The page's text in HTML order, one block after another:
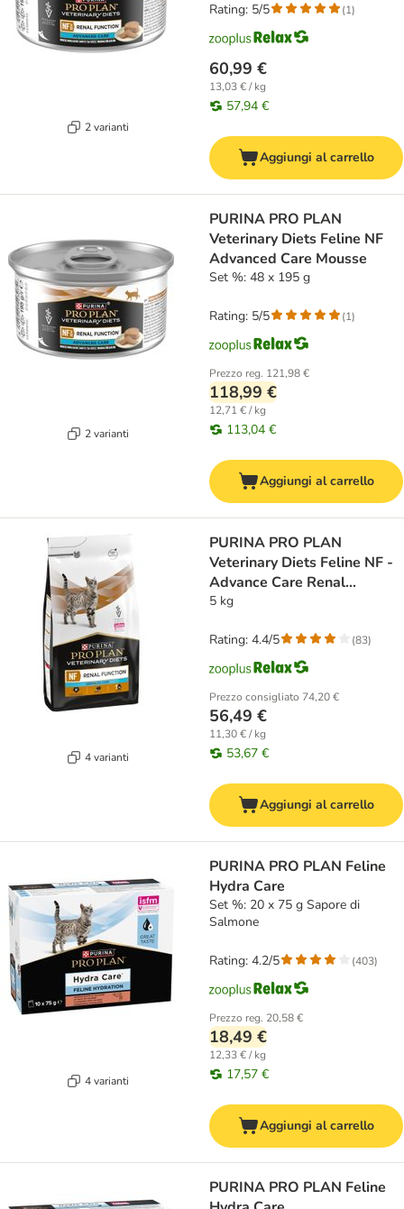
2 varianti
60,99 €
13,03 € / kg
57,94 €
Rating: 5/5 (1)
Aggiungi al carrello
2 varianti
PURINA PRO PLAN
Veterinary Diets Feline NF
Advanced Care Mousse
Set %: 48 x 195 g
Prezzo reg. 121,98 €
118,99 €
12,71 € / kg
113,04 €
Rating: 5/5 (1)
Aggiungi al carrello
4 varianti
PURINA PRO PLAN
Veterinary Diets Feline NF -
Advance Care Renal
Function
5 kg
Prezzo consigliato 74,20 €
56,49 €
11,30 € / kg
53,67 €
Rating: 4.4/5 (83)
Aggiungi al carrello
4 varianti
PURINA PRO PLAN Feline
Hydra Care
Set %: 20 x 75 g Sapore di
Salmone
Prezzo reg. 20,58 €
18,49 €
12,33 € / kg
17,57 €
Rating: 4.2/5 (403)
Aggiungi al carrello
PURINA PRO PLAN Feline